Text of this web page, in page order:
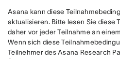
Asana kann diese
aktualisieren. Bitte lesen Sie diese
daher vor jeder Teilnahme an
Wenn sich diese
Teilnehmer des Asana Research